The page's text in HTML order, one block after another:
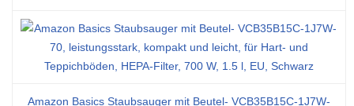
Amazon Basics Staubsauger mit Beutel- VCB35B15C-1J7W-